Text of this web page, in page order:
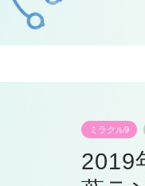
ミラクル9